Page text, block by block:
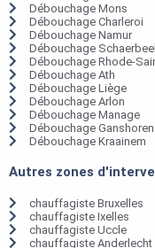
Débouchage Mons
Débouchage Charleroi
Débouchage Namur
Débouchage
Débouchage Rhode-
Débouchage Ath
Débouchage Liège
Débouchage Arlon
Débouchage Manage
Débouchage Ganshoren
Débouchage Kraainem
Autres zones
chauffagiste Bruxelles
chauffagiste Ixelles
chauffagiste Uccle
chauffagiste Anderlecht